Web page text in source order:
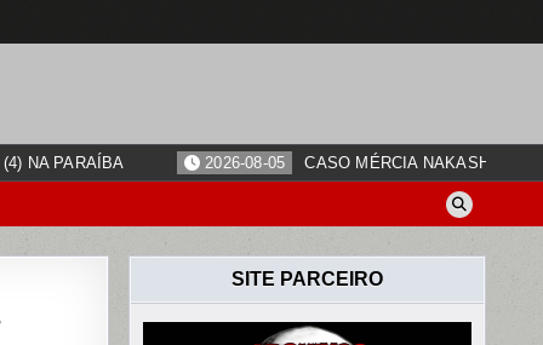
NA PARAÍBA 2026-08-05 CASO MÉRCIA NAKASHIMA:
SITE PARCEIRO